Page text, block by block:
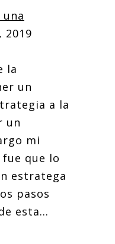
2019
la
un
a la
un
mi
que lo
estratega
pasos
esta...